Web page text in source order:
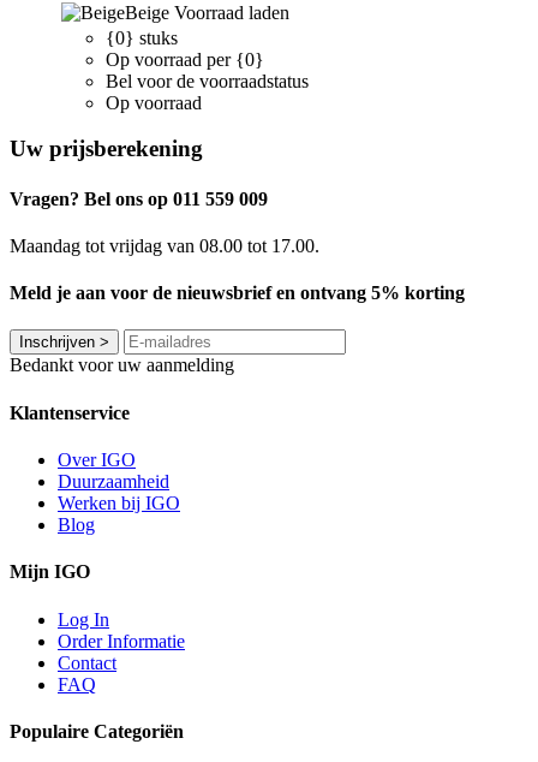
Beige Voorraad laden
{0} stuks
Op voorraad per {0}
Bel voor de voorraadstatus
Op voorraad
Uw prijsberekening
Vragen? Bel ons op 011 559 009
Maandag tot vrijdag van 08.00 tot 17.00.
Meld je aan voor de nieuwsbrief en ontvang 5% korting
Inschrijven >
Bedankt voor uw aanmelding
Klantenservice
Over IGO
Duurzaamheid
Werken bij IGO
Blog
Mijn IGO
Log In
Order Informatie
Contact
FAQ
Populaire Categoriën